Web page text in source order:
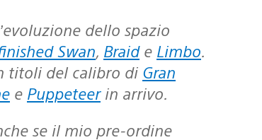
Swan, Braide Limbo.
titoli del calibro di Gran
e Puppeteerin arrivo.